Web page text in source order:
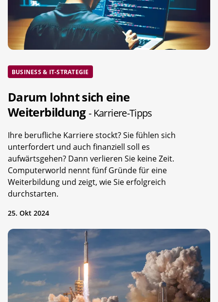
BUSINESS & IT-STRATEGIE
Darum lohnt sich eine
Weiterbildung- Karriere-Tipps
Ihre berufliche Karriere stockt? Sie fühlen sich
unterfordert und auch finanziell soll es
aufwärtsgehen? Dann verlieren Sie keine Zeit.
Computerworld nennt fünf Gründe für eine
Weiterbildung und zeigt, wie Sie erfolgreich
durchstarten.
25. Okt 2024